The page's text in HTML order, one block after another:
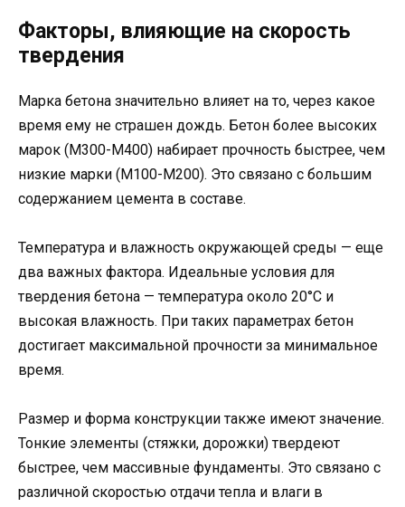
Факторы, влияющие на скорость
твердения
Марка бетона значительно влияет на то, через какое
время ему не страшен дождь. Бетон более высоких
марок (М300-М400) набирает прочность быстрее, чем
низкие марки (М100-М200). Это связано с большим
содержанием цемента в составе.
Температура и влажность окружающей среды — еще
два важных фактора. Идеальные условия для
твердения бетона — температура около 20°C и
высокая влажность. При таких параметрах бетон
достигает максимальной прочности за минимальное
время.
Размер и форма конструкции также имеют значение.
Тонкие элементы (стяжки, дорожки) твердеют
быстрее, чем массивные фундаменты. Это связано с
различной скоростью отдачи тепла и влаги в